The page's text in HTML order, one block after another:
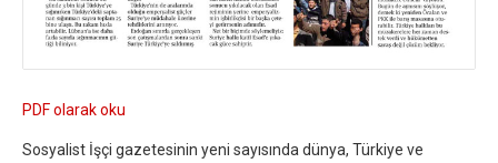
PDF olarak oku
Sosyalist İşçi gazetesinin yeni sayısında dünya, Türkiye ve